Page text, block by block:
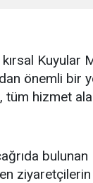
kırsal Kuyular
önemli bir
hizmet
bulunan